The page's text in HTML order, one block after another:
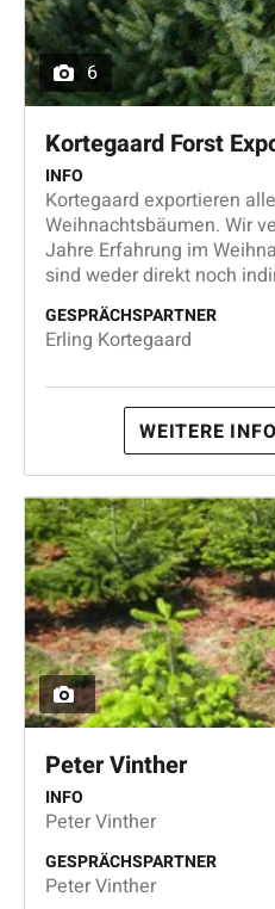
6
Kortegaard Forst
INFO
Kortegaard exportieren
Weihnachtsbäumen. Wir verfügen über mehr als 30
Jahre Erfahrung im
sind weder direkt noch
der Waren beteiligt, die wir
GESPRÄCHSPARTNER
Erling Kortegaard
WEITERE
Peter Vinther
INFO
Peter Vinther
GESPRÄCHSPARTNER
Peter Vinther